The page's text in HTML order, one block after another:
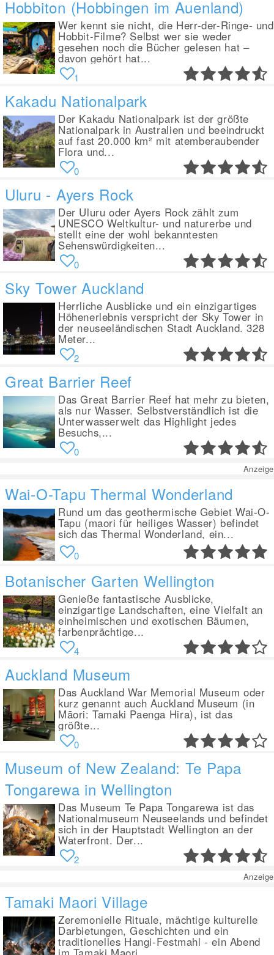
Hobbiton (Hobbingen im Auenland)
Wer kennt sie nicht, die Herr-der-Ringe- und
Hobbit-Filme? Selbst wer sie weder
gesehen noch die Bücher gelesen hat –
davon gehört hat...
1
Kakadu Nationalpark
Der Kakadu Nationalpark ist der größte
Nationalpark in Australien und beeindruckt
auf fast 20.000 km² mit atemberaubender
Flora und...
0
Uluru - Ayers Rock
Der Uluru oder Ayers Rock zählt zum
UNESCO Weltkultur- und naturerbe und
stellt eine der wohl bekanntesten
Sehenswürdigkeiten...
0
Sky Tower Auckland
Herrliche Ausblicke und ein einzigartiges
Höhenerlebnis verspricht der Sky Tower in
der neuseeländischen Stadt Auckland. 328
Meter...
2
Great Barrier Reef
Das Great Barrier Reef hat mehr zu bieten,
als nur Wasser. Selbstverständlich ist die
Unterwasserwelt das Highlight jedes
Besuchs,...
0
Anzeige
Wai-O-Tapu Thermal Wonderland
Rund um das geothermische Gebiet Wai-O-
Tapu (maori für heiliges Wasser) befindet
sich das Thermal Wonderland, ein...
0
Botanischer Garten Wellington
Genieße fantastische Ausblicke,
einzigartige Landschaften, eine Vielfalt an
einheimischen und exotischen Bäumen,
farbenprächtige...
4
Auckland Museum
Das Auckland War Memorial Museum oder
kurz genannt auch Auckland Museum (in
Māori: Tamaki Paenga Hira), ist das
größte...
0
Museum of New Zealand: Te Papa
Tongarewa in Wellington
Das Museum Te Papa Tongarewa ist das
Nationalmuseum Neuseelands und befindet
sich in der Hauptstadt Wellington an der
Waterfront. Der...
2
Anzeige
Tamaki Maori Village
Zeremonielle Rituale, mächtige kulturelle
Darbietungen, Geschichten und ein
traditionelles Hangi-Festmahl - ein Abend